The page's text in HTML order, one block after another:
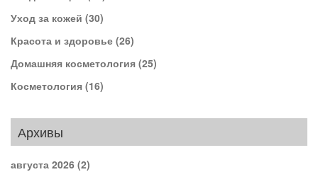
Уход за кожей (30)
Красота и здоровье (26)
Домашняя косметология (25)
Косметология (16)
Архивы
августа 2026 (2)